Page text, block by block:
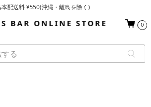
本配送料 ¥550(沖縄・離島を除く)
い上げ合計¥3,980以上で送料無料
0